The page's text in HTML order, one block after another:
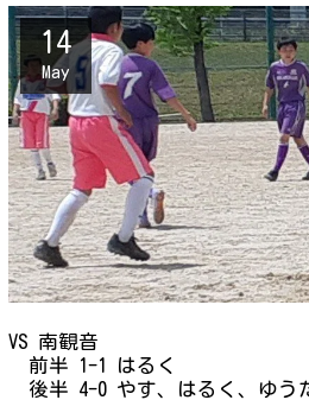
14
May
VS 南観音
前半 1-1 はるく
後半 4-0 やす、はるく、ゆう